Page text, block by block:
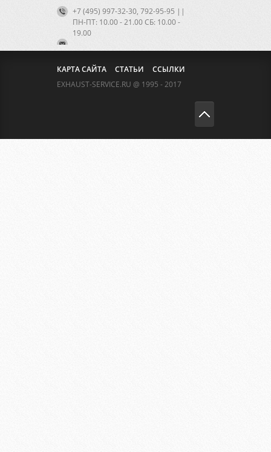
+7 (495) 997-32-30, 792-95-95 ||
ПН-ПТ: 10.00 - 21.00 CБ: 10.00 -
19.00
КАРТА САЙТА СТАТЬИ
ССЫЛКИ
EXHAUST-SERVICE.RU @ 1995 - 2017